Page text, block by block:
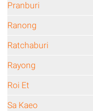
Pranburi
Ranong
Ratchaburi
Rayong
Roi Et
Sa Kaeo